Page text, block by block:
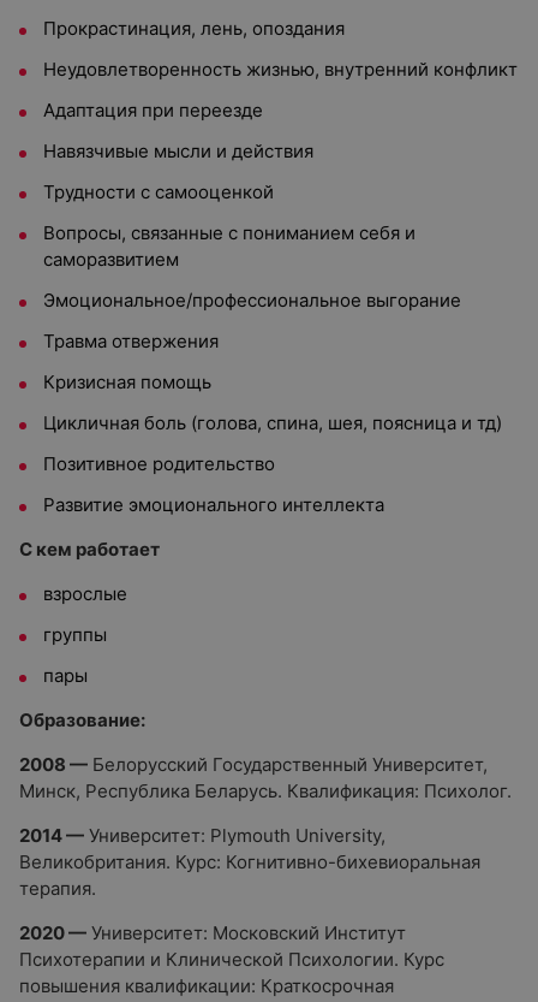
Прокрастинация, лень, опоздания
Неудовлетворенность жизнью, внутренний конфликт
Адаптация при переезде
Навязчивые мысли и действия
Трудности с самооценкой
Вопросы, связанные с пониманием себя и
саморазвитием
Эмоциональное/профессиональное выгорание
Травма отвержения
Кризисная помощь
Цикличная боль (голова, спина, шея, поясница и тд)
Позитивное родительство
Развитие эмоционального интеллекта
С кем работает
взрослые
группы
пары
Образование:
2008 — Белорусский Государственный Университет,
Минск, Республика Беларусь. Квалификация: Психолог.
2014 — Университет: Plymouth University,
Великобритания. Курс: Когнитивно-бихевиоральная
терапия.
2020 — Университет: Московский Институт
Психотерапии и Клинической Психологии. Курс
повышения квалификации: Краткосрочная